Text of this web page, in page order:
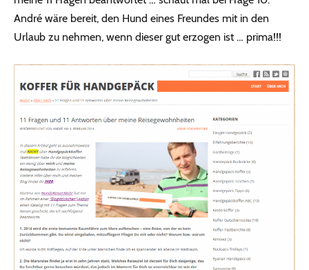
André wäre bereit, den Hund eines Freundes mit in den
Urlaub zu nehmen, wenn dieser gut erzogen ist … prima!!!